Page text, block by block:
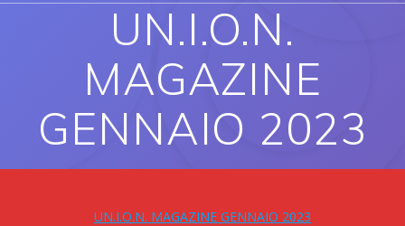
UN.I.O.N.
MAGAZINE
GENNAIO 2023
UN.I.O.N. MAGAZINE GENNAIO 2023